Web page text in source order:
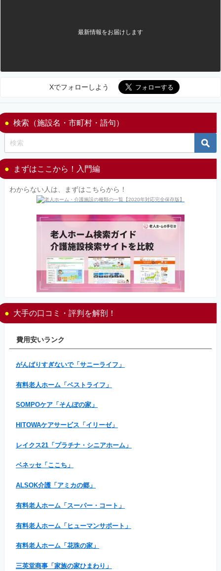
最新情報をお届けします
Xでフォローしよう
検索（施設名・市町村・語句）
まずはここから！入門編
わからない人は、まずはこちらから！
大手の口コミ・評判を解剖！
費用安いランク
がんばりすぎないで「サニーライフ」
有料老人ホーム「ベストライフ」
SOMPOケア「そんぽの家」
HITOWAケアサービス「イリーゼ」
レイクス21「プラチナ・シニアホーム」
ベネッセ「ここち」
ALSOK介護「アミカの郷」
有料老人ホーム「スーパー・コート」
有料老人ホーム「ヒューマンサポート」
有料老人ホーム「花珠の家」
三英堂商事「家族の家ひまわり」